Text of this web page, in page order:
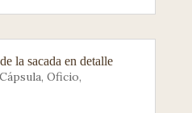
la sacada en detalle
Cápsula, Oficio,